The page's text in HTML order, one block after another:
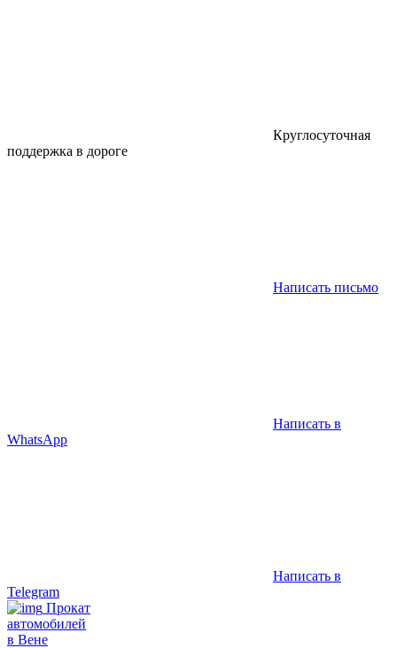
Круглосуточная
поддержка в дороге
Написать письмо
Написать в
WhatsApp
Написать в
Telegram
Прокат
автомобилей
в Вене